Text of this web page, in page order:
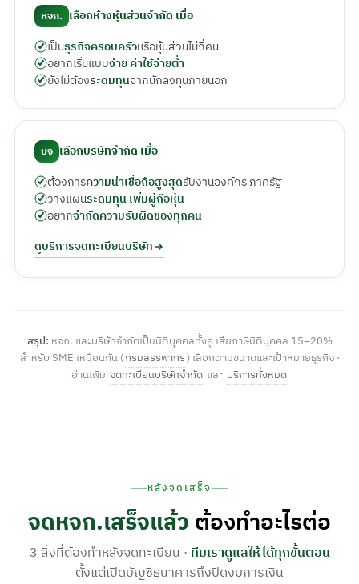
หจก. เลือกห้างหุ้นส่วนจำกัด เมื่อ
เป็นธุรกิจครอบครัวหรือหุ้นส่วนไม่กี่คน
อยากเริ่มแบบง่าย ค่าใช้จ่ายต่ำ
ยังไม่ต้องระดมทุนจากนักลงทุนภายนอก
บจ เลือกบริษัทจำกัด เมื่อ
ต้องการความน่าเชื่อถือสูงสุดรับงานองค์กร ภาครัฐ
วางแผนระดมทุน เพิ่มผู้ถือหุ้น
อยากจำกัดความรับผิดของทุกคน
ดูบริการจดทะเบียนบริษัท
สรุป: หจก. และบริษัทจำกัดเป็นนิติบุคคลทั้งคู่ เสียภาษีนิติบุคคล 15–20%
สำหรับ SME เหมือนกัน (กรมสรรพากร) เลือกตามขนาดและเป้าหมายธุรกิจ ·
อ่านเพิ่ม จดทะเบียนบริษัทจำกัด และ บริการทั้งหมด
หลังจดเสร็จ
จดหจก.เสร็จแล้วต้องทำอะไรต่อ
3 สิ่งที่ต้องทำหลังจดทะเบียน · ทีมเราดูแลให้ได้ทุกขั้นตอน
ตั้งแต่เปิดบัญชีธนาคารถึงปิดงบการเงิน